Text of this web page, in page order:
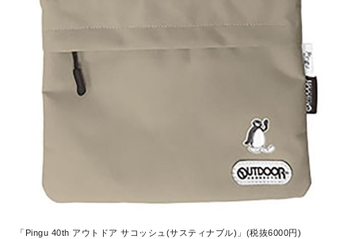
「Pingu 40th アウトドア サコッシュ(サスティナブル)」(税抜6000円)